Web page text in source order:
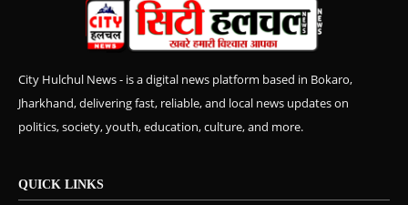
City Hulchul News - is a digital news platform based in Bokaro,
Jharkhand, delivering fast, reliable, and local news updates on
politics, society, youth, education, culture, and more.
QUICK LINKS